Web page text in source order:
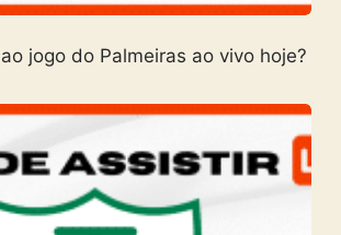
jogo do Palmeiras ao vivo hoje?